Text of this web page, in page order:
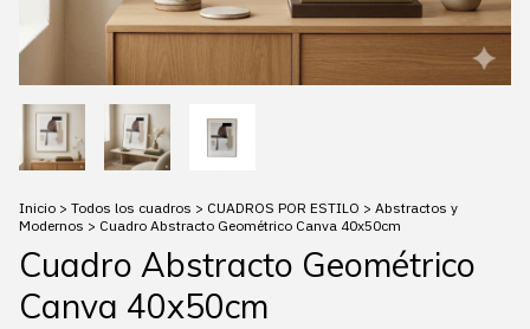
Inicio > Todos los cuadros > CUADROS POR ESTILO > Abstractos y
Modernos > Cuadro Abstracto Geométrico Canva 40x50cm
Cuadro Abstracto Geométrico
Canva 40x50cm